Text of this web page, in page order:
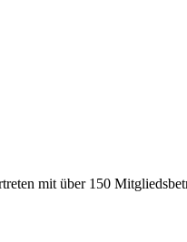
mit über 150